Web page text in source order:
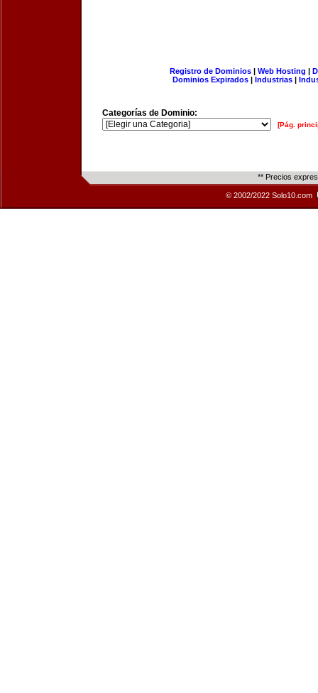
Registro de Dominios| Web Hosting |
Dominios Expirados | Industrias |
Categorías de Dominio:
[Pág.
** Precios
© 2002/2022 Solo10.com